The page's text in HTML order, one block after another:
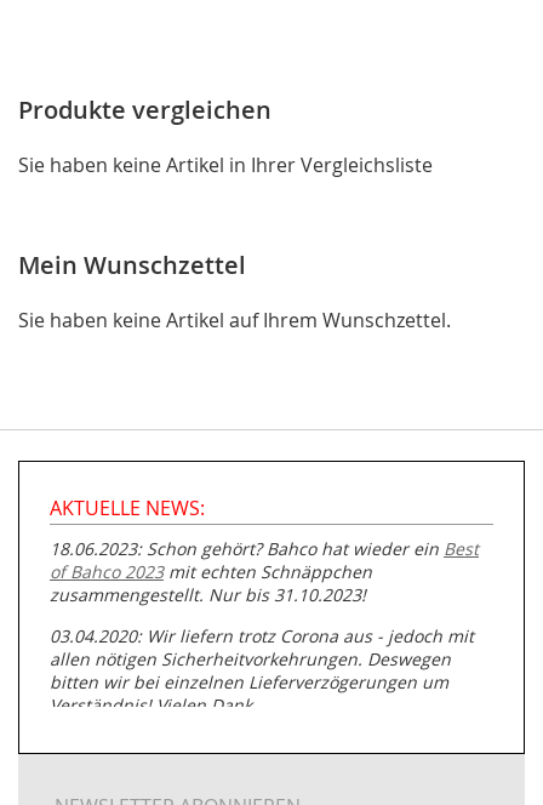
Produkte vergleichen
Sie haben keine Artikel in Ihrer Vergleichsliste
Mein Wunschzettel
Sie haben keine Artikel auf Ihrem Wunschzettel.
AKTUELLE NEWS:
18.06.2023: Schon gehört? Bahco hat wieder ein Best
of Bahco 2023mit echten Schnäppchen
zusammengestellt. Nur bis 31.10.2023!
03.04.2020: Wir liefern trotz Corona aus - jedoch mit
allen nötigen Sicherheitvorkehrungen. Deswegen
bitten wir bei einzelnen Lieferverzögerungen um
Verständnis! Vielen Dank.
05.07.2019: Neuester Zugang zu unserer
Rohrbearbeitung